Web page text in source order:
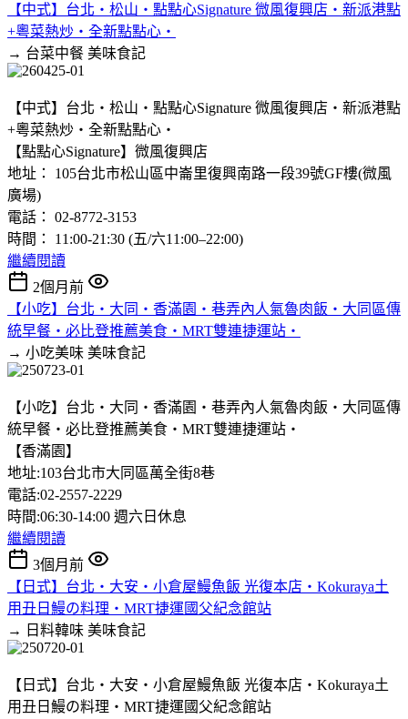
【中式】台北‧松山‧點點心Signature 微風復興店‧新派港點
+粵菜熱炒‧全新點點心‧
→ 台菜中餐 美味食記
【中式】台北‧松山‧點點心Signature 微風復興店‧新派港點
+粵菜熱炒‧全新點點心‧
【點點心Signature】微風復興店
地址： 105台北市松山區中崙里復興南路一段39號GF樓(微風
廣場)
電話： 02-8772-3153
時間： 11:00-21:30 (五/六11:00–22:00)
繼續閱讀
2個月前
【小吃】台北‧大同‧香滿園‧巷弄內人氣魯肉飯‧大同區傳
統早餐‧必比登推薦美食‧MRT雙連捷運站‧
→ 小吃美味 美味食記
【小吃】台北‧大同‧香滿園‧巷弄內人氣魯肉飯‧大同區傳
統早餐‧必比登推薦美食‧MRT雙連捷運站‧
【香滿園】
地址:103台北市大同區萬全街8巷
電話:02-2557-2229
時間:06:30-14:00 週六日休息
繼續閱讀
3個月前
【日式】台北‧大安‧小倉屋鰻魚飯 光復本店‧Kokuraya土
用丑日鰻の料理‧MRT捷運國父紀念館站
→ 日料韓味 美味食記
【日式】台北‧大安‧小倉屋鰻魚飯 光復本店‧Kokuraya土
用丑日鰻の料理‧MRT捷運國父紀念館站